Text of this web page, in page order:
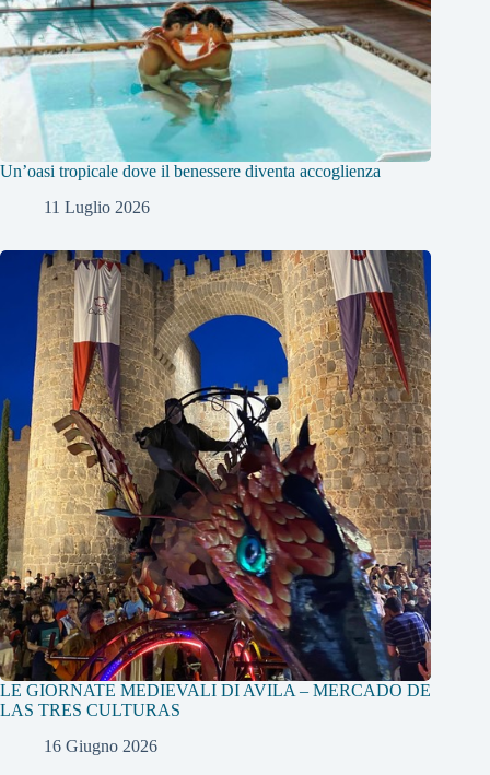
Un’oasi tropicale dove il benessere diventa accoglienza
11 Luglio 2026
LE GIORNATE MEDIEVALI DI AVILA – MERCADO DE
LAS TRES CULTURAS
16 Giugno 2026